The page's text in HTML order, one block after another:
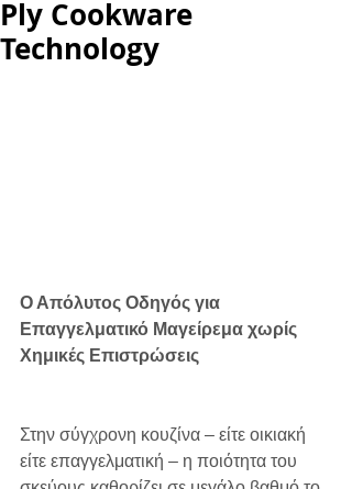
Ply Cookware
Technology
Ο Απόλυτος Οδηγός για
Επαγγελματικό Μαγείρεμα χωρίς
Χημικές Επιστρώσεις
Στην σύγχρονη κουζίνα – είτε οικιακή
είτε επαγγελματική – η ποιότητα του